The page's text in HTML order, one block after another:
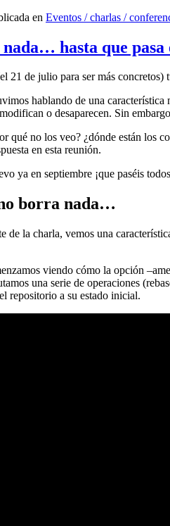
en Eventos / charlas /
hasta que pasa
21 de julio para ser más concretos)
hablando de una
o desaparecen. Sin
qué no los veo? ¿dónde están los
en esta reunión.
ya en septiembre ¡que paséis
borra nada…
de la charla, vemos una
viendo cómo la opción
una serie de operaciones
repositorio a su estado inicial.